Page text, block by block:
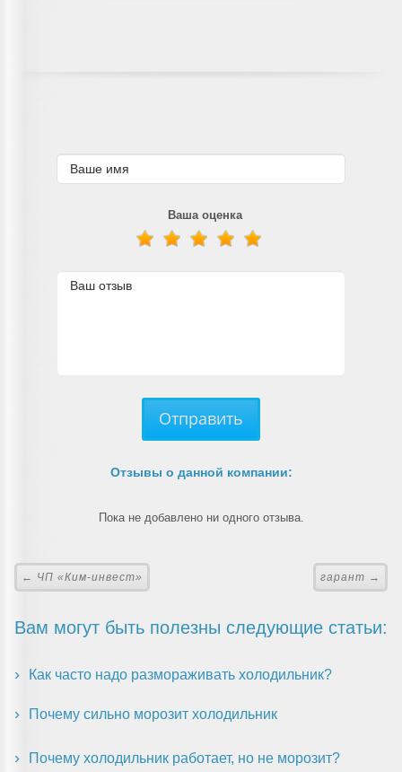
Ваша оценка
Отправить
Отзывы о данной компании:
Пока не добавлено ни одного отзыва.
← ЧП «Ким-инвест» гарант →
Вам могут быть полезны следующие статьи:
Как часто надо размораживать холодильник?
Почему сильно морозит холодильник
Почему холодильник работает, но не морозит?